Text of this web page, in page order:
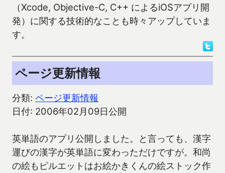
（Xcode, Objective-C, C++ によるiOSアプリ開
発）に関する技術的なことも時々アップしていま
す。
ページ更新情報
分類: ページ更新情報
日付: 2006年02月09日公開
英単語のアプリ公開しました。と言っても、漢字
運びの漢字が英単語に変わっただけですが。和尚
の絵もピルエットはお絵かきくんの絵ストック作